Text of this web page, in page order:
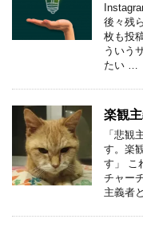
後々残
枚も投
ういう
たい …
楽観
「悲観
す。楽
す」 こ
チャー
主義者